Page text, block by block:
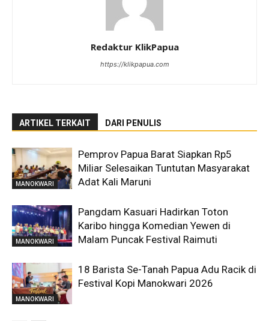
Redaktur KlikPapua
https://klikpapua.com
ARTIKEL TERKAIT DARI PENULIS
MANOKWARI
Pemprov Papua Barat Siapkan Rp5
Miliar Selesaikan Tuntutan Masyarakat
Adat Kali Maruni
MANOKWARI
Pangdam Kasuari Hadirkan Toton
Karibo hingga Komedian Yewen di
Malam Puncak Festival Raimuti
MANOKWARI
18 Barista Se-Tanah Papua Adu Racik di
Festival Kopi Manokwari 2026